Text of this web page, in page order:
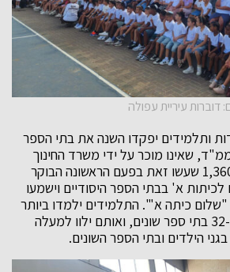
דוברות עיריית עפולה
ותלמידים יפקדו השנה את בתי הספר
שאינו מוכר על ידי משרד החינוך
וחינוך מיוחד) מתוכם 1,360 שעשו זאת בפעם הראשונה הבוקר
לכיתות א' בבתי הספר היסודיים וישמעו
כיתה א'". התלמידים ילמדו ביותר
מ-350 כיתות לימוד ב-32 בתי ספר שונים, ואותם ילוו למעלה